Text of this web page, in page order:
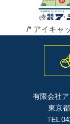
/* アイキャ
有限会社
東京
TEL